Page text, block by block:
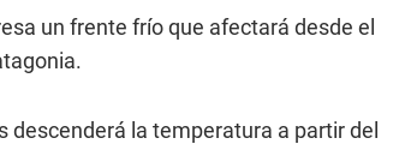
un frente frío que afectará desde el
la temperatura a partir del